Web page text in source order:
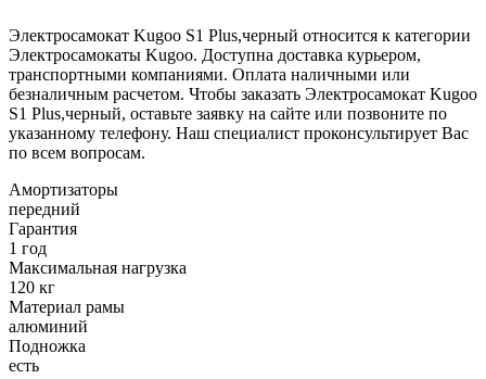
Электросамокат Kugoo S1 Plus,черный относится к категории
Электросамокаты Kugoo. Доступна доставка курьером,
транспортными компаниями. Оплата наличными или
безналичным расчетом. Чтобы заказать Электросамокат Kugoo
S1 Plus,черный, оставьте заявку на сайте или позвоните по
указанному телефону. Наш специалист проконсультирует Вас
по всем вопросам.
Амортизаторы
передний
Гарантия
1 год
Максимальная нагрузка
120 кг
Материал рамы
алюминий
Подножка
есть